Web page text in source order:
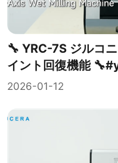
🔧 YRC-7S ジルコ
イント回復機能
2026-01-12